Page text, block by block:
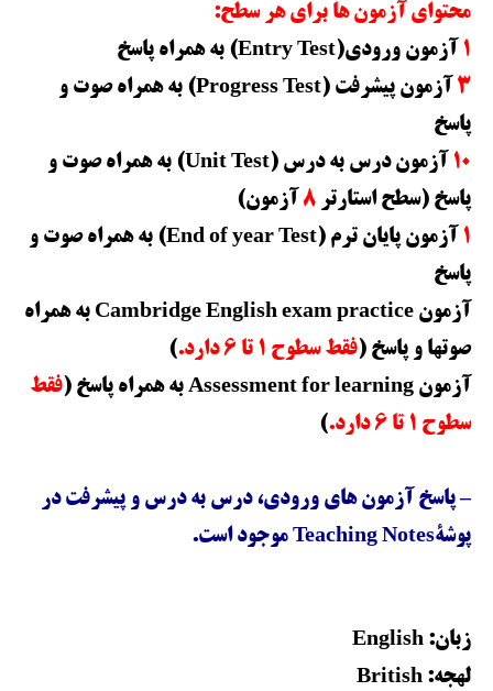
محتوای آزمون ها برای هر سطح:
1 آزمون ورودی(Entry Test) به همراه پاسخ
3
آزمون پیشرفت (Progress Test) به همراه صوت و
پاسخ
10
آزمون درس به درس (Unit Test) به همراه صوت و
پاسخ (سطح استارتر 8 آزمون)
1
آزمون پایان ترم (End of year Test) به همراه صوت و
پاسخ
آزمون Cambridge English exam practice به همراه
صوتها و پاسخ (فقط سطوح 1 تا 6 دارد.
)
آزمون Assessment for learning به همراه پاسخ (
فقط
سطوح 1 تا 6 دارد.
)
– پاسخ آزمون های ورودی، درس به درس و پیشرفت در
پوشۀTeaching Notes موجود است.
زبان: English
لهجه: British